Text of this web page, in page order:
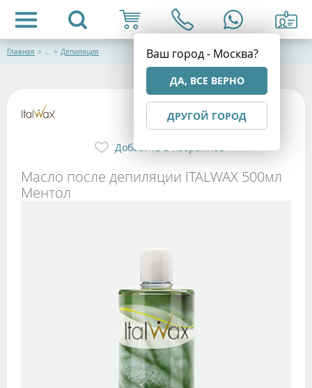
Ваш город - Москва?
ДА, ВСЕ ВЕРНО
ДРУГОЙ ГОРОД
Главная > ... > Депиляция
Масло после депиляции ITALWAX 500мл
Ментол
Добавить в избранное